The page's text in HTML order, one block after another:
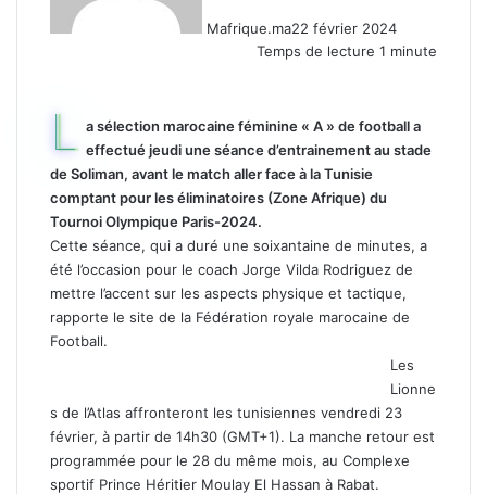
Mafrique.ma22 février 2024
Temps de lecture 1 minute
L a sélection marocaine féminine « A » de football a
effectué jeudi une séance d’entrainement au stade
de Soliman, avant le match aller face à la Tunisie
comptant pour les éliminatoires (Zone Afrique) du
Tournoi Olympique Paris-2024.
Cette séance, qui a duré une soixantaine de minutes, a
été l’occasion pour le coach Jorge Vilda Rodriguez de
mettre l’accent sur les aspects physique et tactique,
rapporte le site de la Fédération royale marocaine de
Football.
Les
Lionne
s de l’Atlas affronteront les tunisiennes vendredi 23
février, à partir de 14h30 (GMT+1). La manche retour est
programmée pour le 28 du même mois, au Complexe
sportif Prince Héritier Moulay El Hassan à Rabat.